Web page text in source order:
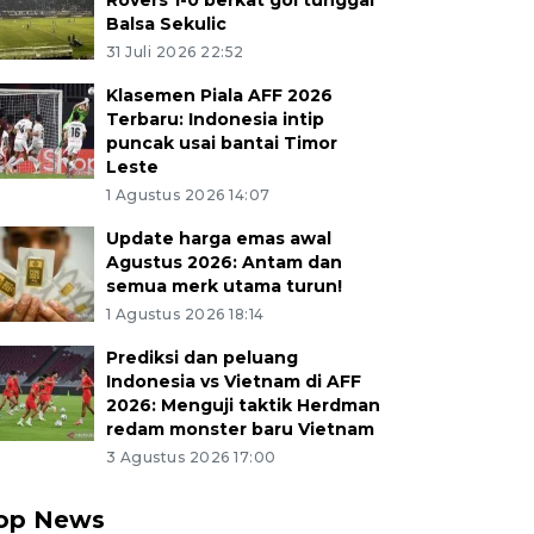
Balsa Sekulic
31 Juli 2026 22:52
Klasemen Piala AFF 2026
Terbaru: Indonesia intip
puncak usai bantai Timor
Leste
1 Agustus 2026 14:07
Update harga emas awal
Agustus 2026: Antam dan
semua merk utama turun!
1 Agustus 2026 18:14
Prediksi dan peluang
Indonesia vs Vietnam di AFF
2026: Menguji taktik Herdman
redam monster baru Vietnam
3 Agustus 2026 17:00
News